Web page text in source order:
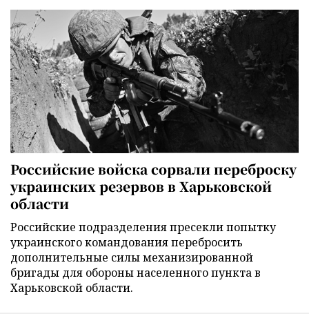
Российские войска сорвали переброску
украинских резервов в Харьковской
области
Российские подразделения пресекли попытку
украинского командования перебросить
дополнительные силы механизированной
бригады для обороны населенного пункта в
Харьковской области.